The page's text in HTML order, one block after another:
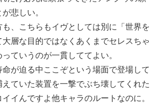
悲しい。
、こちらもイヴとしては別に「世界を
層な目的ではなくあくまでセレスちゃ
ていうのが一貫しててよい。
が迫る中ここぞという場面で登場して
ていた装置を一撃でぶち壊してくれた
イんですよ他キャラのルートなのに。